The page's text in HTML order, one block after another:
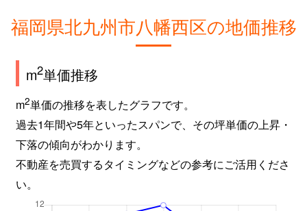
福岡県北九州市八幡西区の地価推移
m2単価推移
m2単価の推移を表したグラフです。
過去1年間や5年といったスパンで、その坪単価の上昇・
下落の傾向がわかります。
不動産を売買するタイミングなどの参考にご活用くださ
い。